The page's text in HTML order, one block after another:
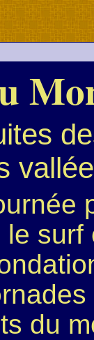
du